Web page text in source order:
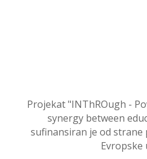
Projekat "INThROugh -
synergy between
sufinansiran je od strane
Evropske